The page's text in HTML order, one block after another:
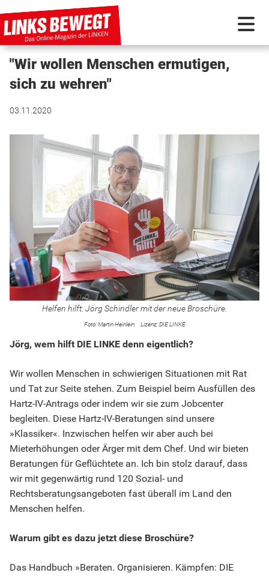
PARTEI IN BEWEGUNG
KUNSTSTOFF
DISKUSSIONSSTOFF
INTERNATIONAL
"Wir wollen Menschen ermutigen,
sich zu wehren"
03.11.2020
Helfen hilft: Jörg Schindler mit der neue Broschüre.
Martin Heinlein DIE LINKE
Jörg, wem hilft DIE LINKE denn eigentlich?
Wir wollen Menschen in schwierigen Situationen mit Rat
und Tat zur Seite stehen. Zum Beispiel beim Ausfüllen des
Hartz-IV-Antrags oder indem wir sie zum Jobcenter
begleiten. Diese Hartz-IV-Beratungen sind unsere
»Klassiker«. Inzwischen helfen wir aber auch bei
Mieterhöhungen oder Ärger mit dem Chef. Und wir bieten
Beratungen für Geflüchtete an. Ich bin stolz darauf, dass
wir mit gegenwärtig rund 120 Sozial- und
Rechtsberatungsangeboten fast überall im Land den
Menschen helfen.
Warum gibt es dazu jetzt diese Broschüre?
Das Handbuch »Beraten. Organisieren. Kämpfen: DIE